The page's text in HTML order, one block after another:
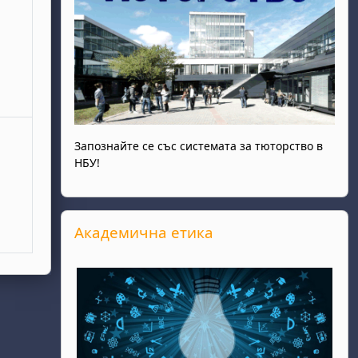
Запознайте се със системата за тюторство в
НБУ!
Прескочи Академична етика
Академична етика